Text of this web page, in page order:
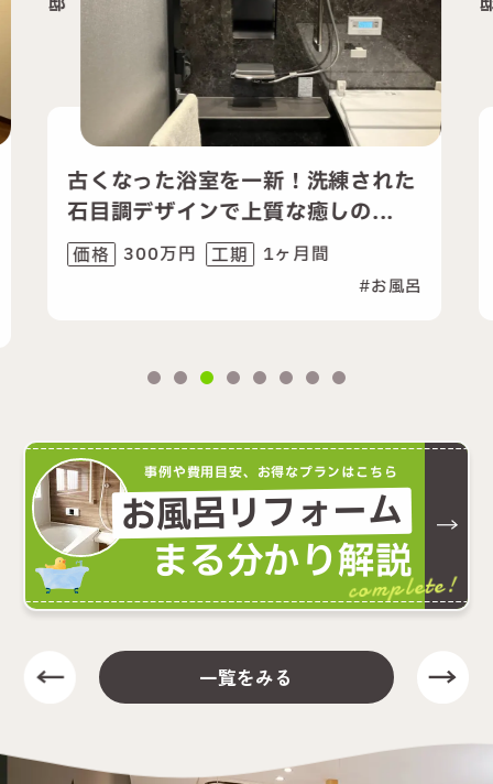
一新！洗練された
上質な癒しの...
1ヶ月間
邸
快適なバスタイムを
リフォーム
価格
事例や費用目安、お得なプランはこちら
お風呂リフォーム
まる分かり解説
complete!
一覧をみる